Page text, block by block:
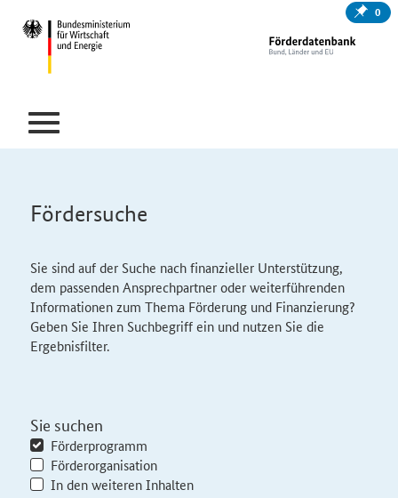
0
Fördersuche
Sie sind auf der Suche nach finanzieller Unterstützung,
dem passenden Ansprechpartner oder weiterführenden
Informationen zum Thema Förderung und Finanzierung?
Geben Sie Ihren Suchbegriff ein und nutzen Sie die
Ergebnisfilter.
Sie suchen
Förderprogramm
Förderorganisation
In den weiteren Inhalten